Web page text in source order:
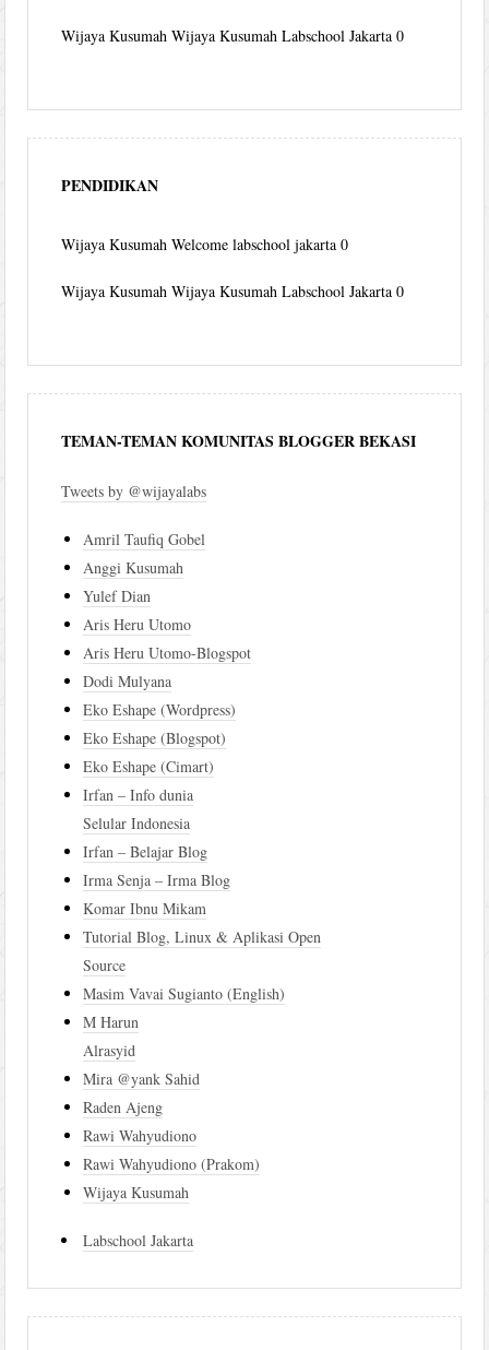
Wijaya Kusumah Wijaya Kusumah Labschool Jakarta 0
PENDIDIKAN
Wijaya Kusumah Welcome labschool jakarta 0
Wijaya Kusumah Wijaya Kusumah Labschool Jakarta 0
TEMAN-TEMAN KOMUNITAS BLOGGER BEKASI
Tweets by @wijayalabs
Amril Taufiq Gobel
Anggi Kusumah
Yulef Dian
Aris Heru Utomo
Aris Heru Utomo-Blogspot
Dodi Mulyana
Eko Eshape (Wordpress)
Eko Eshape (Blogspot)
Eko Eshape (Cimart)
Irfan – Info dunia
Selular Indonesia
Irfan – Belajar Blog
Irma Senja – Irma Blog
Komar Ibnu Mikam
Tutorial Blog, Linux & Aplikasi Open
Source
Masim Vavai Sugianto (English)
M Harun
Alrasyid
Mira @yank Sahid
Raden Ajeng
Rawi Wahyudiono
Rawi Wahyudiono (Prakom)
Wijaya Kusumah
Labschool Jakarta